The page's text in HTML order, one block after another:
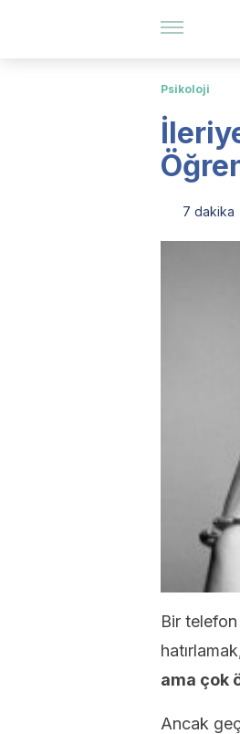
Psikoloji
7 dakika
Bir telefon
ama çok
Ancak